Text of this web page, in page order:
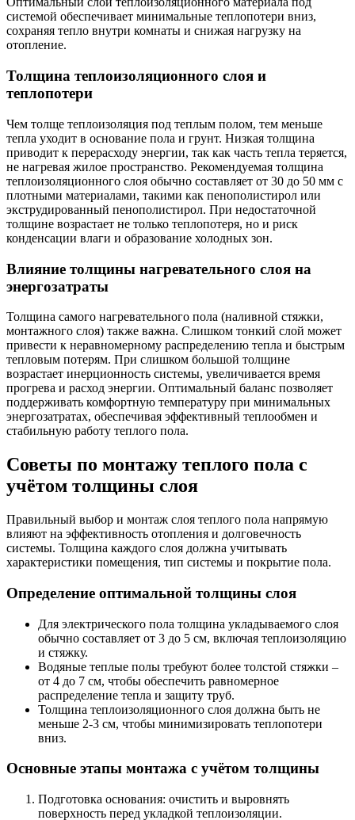
системой обеспечивает минимальные теплопотери вниз,
сохраняя тепло внутри комнаты и снижая нагрузку на
отопление.
Толщина теплоизоляционного слоя и
теплопотери
Чем толще теплоизоляция под теплым полом, тем меньше
тепла уходит в основание пола и грунт. Низкая толщина
приводит к перерасходу энергии, так как часть тепла теряется,
не нагревая жилое пространство. Рекомендуемая толщина
теплоизоляционного слоя обычно составляет от 30 до 50 мм с
плотными материалами, такими как пенополистирол или
экструдированный пенополистирол. При недостаточной
толщине возрастает не только теплопотеря, но и риск
конденсации влаги и образование холодных зон.
Влияние толщины нагревательного слоя на
энергозатраты
Толщина самого нагревательного пола (наливной стяжки,
монтажного слоя) также важна. Слишком тонкий слой может
привести к неравномерному распределению тепла и быстрым
тепловым потерям. При слишком большой толщине
возрастает инерционность системы, увеличивается время
прогрева и расход энергии. Оптимальный баланс позволяет
поддерживать комфортную температуру при минимальных
энергозатратах, обеспечивая эффективный теплообмен и
стабильную работу теплого пола.
Советы по монтажу теплого пола с
учётом толщины слоя
Правильный выбор и монтаж слоя теплого пола напрямую
влияют на эффективность отопления и долговечность
системы. Толщина каждого слоя должна учитывать
характеристики помещения, тип системы и покрытие пола.
Определение оптимальной толщины слоя
Для электрического пола толщина укладываемого слоя
обычно составляет от 3 до 5 см, включая теплоизоляцию
и стяжку.
Водяные теплые полы требуют более толстой стяжки –
от 4 до 7 см, чтобы обеспечить равномерное
распределение тепла и защиту труб.
Толщина теплоизоляционного слоя должна быть не
меньше 2-3 см, чтобы минимизировать теплопотери
вниз.
Основные этапы монтажа с учётом толщины
Подготовка основания: очистить и выровнять
поверхность перед укладкой теплоизоляции.